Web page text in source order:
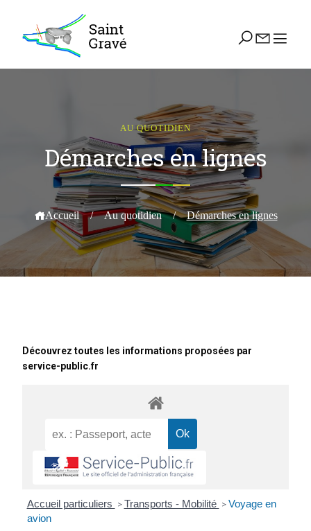
AU QUOTIDIEN
Démarches en lignes
Accueil / Au quotidien / Démarches en lignes
Découvrez toutes les informations proposées par
service-public.fr
Accueil particuliers > Transports - Mobilité > Voyage en
avion